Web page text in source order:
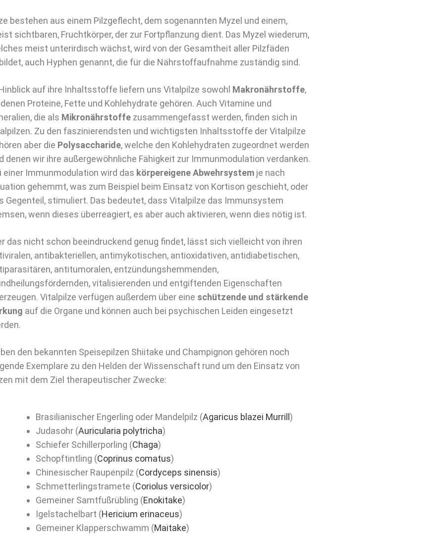
bestehen aus einem Pilzgeflecht, dem sogenannten Myzel und einem,
sichtbaren, Fruchtkörper, der zur Fortpflanzung dient. Das Myzel wiederum,
meist unterirdisch wächst, wird von der Gesamtheit aller Pilzfäden
auch Hyphen genannt, die für die Nährstoffaufnahme zuständig sind.
auf ihre Inhaltsstoffe liefern uns Vitalpilze sowohl Makronährstoffe,
Proteine, Fette und Kohlehydrate gehören. Auch Vitamine und
die als Mikronährstoffe zusammengefasst werden, finden sich in
Zu den faszinierendsten und wichtigsten Inhaltsstoffe der Vitalpilze
aber die Polysaccharide, welche den Kohlehydraten zugeordnet werden
denen wir ihre außergewöhnliche Fähigkeit zur Immunmodulation verdanken.
einer Immunmodulation wird das körpereigene Abwehrsystem je nach
gehemmt, was zum Beispiel beim Einsatz von Kortison geschieht, oder
Gegenteil, stimuliert. Das bedeutet, dass Vitalpilze das Immunsystem
wenn dieses überreagiert, es aber auch aktivieren, wenn dies nötig ist.
das nicht schon beeindruckend genug findet, lässt sich vielleicht von ihren
antibakteriellen, antimykotischen, antioxidativen, antidiabetischen,
antitumoralen, entzündungshemmenden,
vitalisierenden und entgiftenden Eigenschaften
Vitalpilze verfügen außerdem über eine schützende und stärkende
auf die Organe und können auch bei psychischen Leiden eingesetzt
den bekannten Speisepilzen Shiitake und Champignon gehören noch
Exemplare zu den Helden der Wissenschaft rund um den Einsatz von
mit dem Ziel therapeutischer Zwecke:
Brasilianischer Engerling oder Mandelpilz (Agaricus blazei Murrill )
Judasohr (Auricularia polytricha)
Schiefer Schillerporling (Chaga)
Schopftintling (Coprinus comatus)
Chinesischer Raupenpilz (Cordyceps sinensis)
Schmetterlingstramete (Coriolus versicolor)
Gemeiner Samtfußrübling (Enokitake)
Igelstachelbart (Hericium erinaceus)
Gemeiner Klapperschwamm (Maitake)